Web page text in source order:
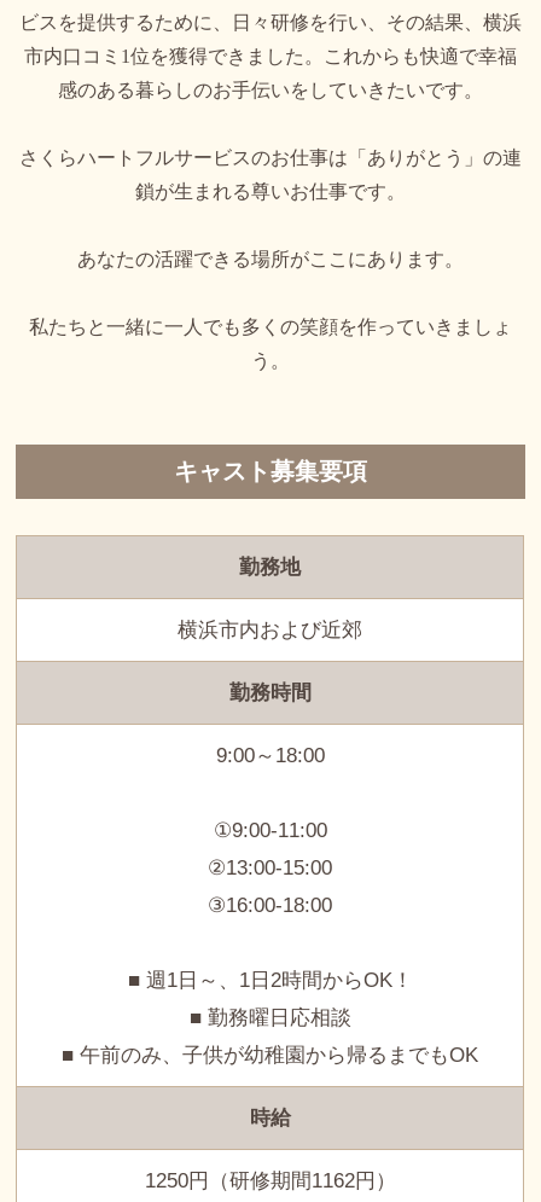
ビスを提供するために、日々研修を行い、その結果、横浜
市内口コミ1位を獲得できました。これからも快適で幸福
感のある暮らしのお手伝いをしていきたいです。
さくらハートフルサービスのお仕事は「ありがとう」の連
鎖が生まれる尊いお仕事です。
あなたの活躍できる場所がここにあります。
私たちと一緒に一人でも多くの笑顔を作っていきましょ
う。
キャスト募集要項
勤務地
横浜市内および近郊
勤務時間
9:00～18:00
①9:00-11:00
②13:00-15:00
③16:00-18:00
■ 週1日～、1日2時間からOK！
■ 勤務曜日応相談
■ 午前のみ、子供が幼稚園から帰るまでもOK
時給
1250円（研修期間1162円）